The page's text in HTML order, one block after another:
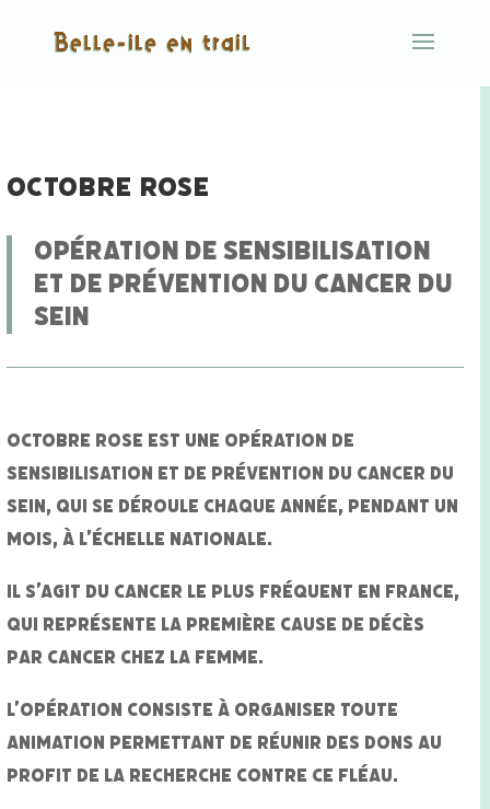
OCTOBRE ROSE
opération de sensibilisation
et de prévention du cancer du
sein
Octobre Rose est une opération de
sensibilisation et de prévention du cancer du
sein, qui se déroule chaque année, pendant un
mois, à l’échelle nationale.
Il s’agit du cancer le plus fréquent en France,
qui représente la première cause de décès
par cancer chez la femme.
L’opération consiste à organiser toute
animation permettant de réunir des dons au
profit de la recherche contre ce fléau.